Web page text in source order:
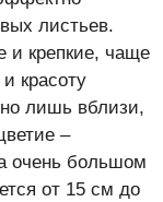
листьев.
и крепкие, чаще
красоту
лишь вблизи,
–
очень большом
от 15 см до